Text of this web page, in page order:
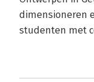
dimensioneren
studenten met